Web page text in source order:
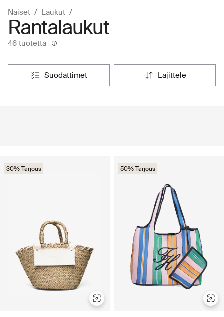
Naiset Laukut
Rantalaukut
46 tuotetta
suodattimet lajittele
30% Tarjous 50% Tarjous